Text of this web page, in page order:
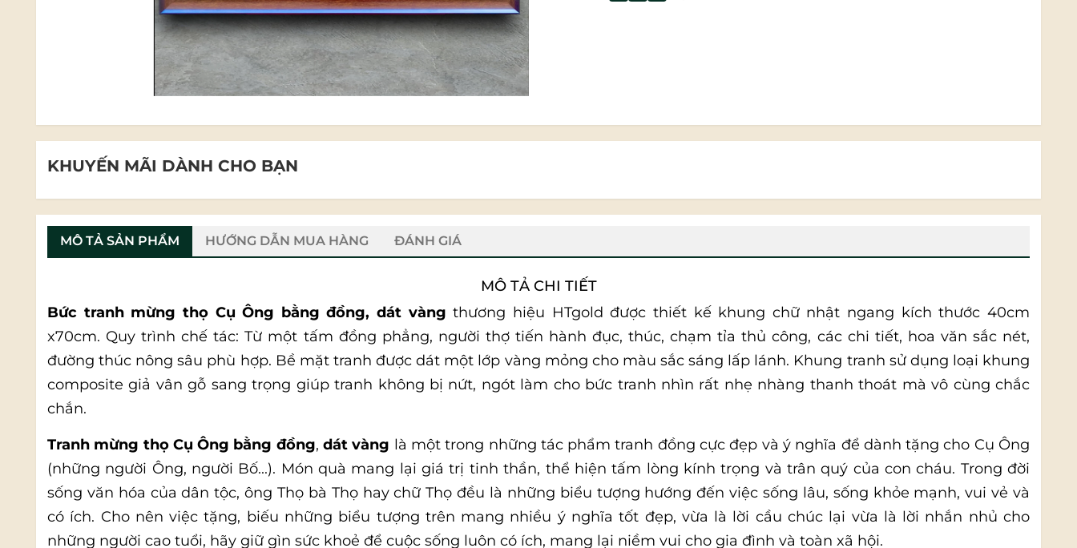
KHUYẾN MÃI DÀNH CHO BẠN
MÔ TẢ SẢN PHẨM HƯỚNG DẪN MUA HÀNG ĐÁNH GIÁ
MÔ TẢ CHI TIẾT
Bức tranh mừng thọ Cụ Ông bằng đồng, dát vàng thương hiệu HTgold được thiết kế khung chữ nhật ngang kích thước 40cm
x70cm. Quy trình chế tác: Từ một tấm đồng phẳng, người thợ tiến hành đục, thúc, chạm tỉa thủ công, các chi tiết, hoa văn sắc nét,
đường thúc nông sâu phù hợp. Bề mặt tranh được dát một lớp vàng mỏng cho màu sắc sáng lấp lánh. Khung tranh sử dụng loại khung
composite giả vân gỗ sang trọng giúp tranh không bị nứt, ngót làm cho bức tranh nhìn rất nhẹ nhàng thanh thoát mà vô cùng chắc
chắn.
Tranh mừng thọ Cụ Ông bằng đồng,dát vàng là một trong những tác phẩm tranh đồng cực đẹp và ý nghĩa để dành tặng cho Cụ Ông
(những người Ông, người Bố...). Món quà mang lại giá trị tinh thần, thể hiện tấm lòng kính trọng và trân quý của con cháu. Trong đời
sống văn hóa của dân tộc, ông Thọ bà Thọ hay chữ Thọ đều là những biểu tượng hướng đến việc sống lâu, sống khỏe mạnh, vui vẻ và
có ích. Cho nên việc tặng, biếu những biểu tượng trên mang nhiều ý nghĩa tốt đẹp, vừa là lời cầu chúc lại vừa là lời nhắn nhủ cho
những người cao tuổi, hãy giữ gìn sức khoẻ để cuộc sống luôn có ích, mang lại niềm vui cho gia đình và toàn xã hội.